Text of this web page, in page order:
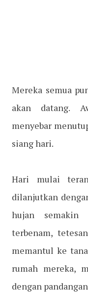
Mereka semua
akan datang.
menyebar
siang hari.
Hari mulai
dilanjutkan
hujan semakin
terbenam,
memantul ke
rumah mereka,
dengan